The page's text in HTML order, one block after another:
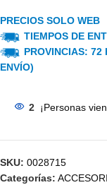
PRECIOS SOLO WEB
TIEMPOS DE
PROVINCIAS: 72
ENVÍO)
2 ¡Personas
SKU: 0028715
Categorías: